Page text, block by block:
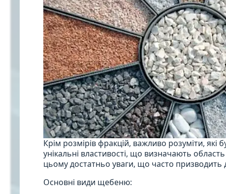
Крім розмірів фракцій, важливо розуміти,
унікальні властивості, що визначають
цьому достатньо уваги, що часто призводить
Основні види щебеню: